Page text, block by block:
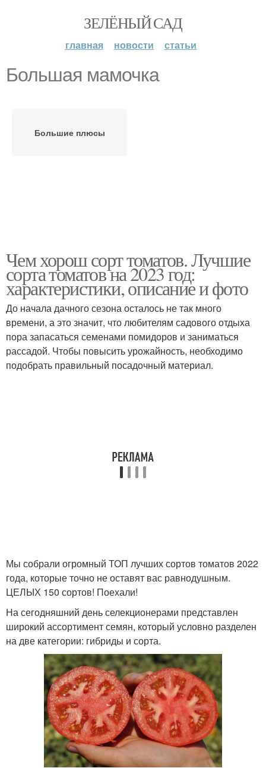
ЗЕЛЁНЫЙ САД
главная новости статьи
Большая мамочка
Большие плюсы
Чем хорош сорт томатов. Лучшие
сорта томатов на 2023 год:
характеристики, описание и фото
До начала дачного сезона осталось не так много
времени, а это значит, что любителям садового отдыха
пора запасаться семенами помидоров и заниматься
рассадой. Чтобы повысить урожайность, необходимо
подобрать правильный посадочный материал.
Мы собрали огромный ТОП лучших сортов томатов 2022
года, которые точно не оставят вас равнодушным.
ЦЕЛЫХ 150 сортов! Поехали!
На сегодняшний день селекционерами представлен
широкий ассортимент семян, который условно разделен
на две категории: гибриды и сорта.